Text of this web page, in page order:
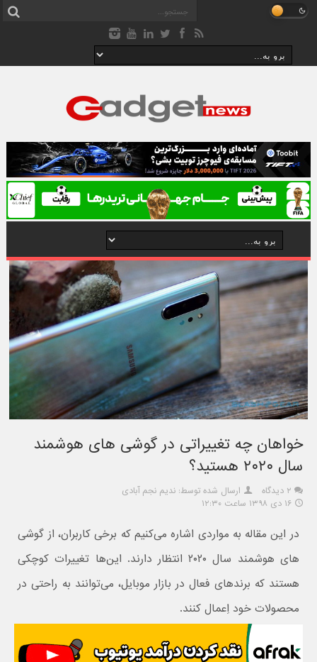
خواهان چه تغییراتی در گوشی های هوشمند
سال ۲۰۲۰ هستید؟
۲ دیدگاه
ارسال شده توسط: ندیم نجم آبادی
۱۶ دی ۱۳۹۸ ساعت ۱۲:۳۰
در این مقاله به مواردی اشاره می‌کنیم که برخی کاربران، از گوشی
های هوشمند سال ۲۰۲۰ انتظار دارند. این‌ها تغییرات کوچکی
هستند که برندهای فعال در بازار موبایل، می‌توانند به راحتی در
محصولات خود اِعمال کنند.